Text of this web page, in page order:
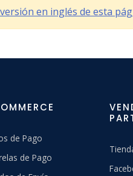
en inglés de esta
de Pago
de Pago